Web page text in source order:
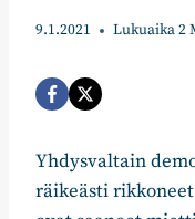
9.1.2021 Lukuaika2
Yhdysvaltain
räikeästi